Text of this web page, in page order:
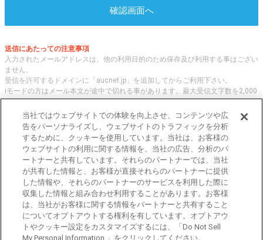
確認画面へ
送信にあたっての注意事項
入力されたメールアドレスは、他の利用目的のため保存及び利用する事はござい
ません。
受信を許可するドメインに「aucnet.jp」を追加してからご利用下さい。
iモードの方はメール本文が途中で切れる事があります。最大受信文字数を2,000
文字へ変更してご利用ください
オークネット.jpでは、全国の中古車について、 「評価点と星の数」の情報をも
とに、信頼性の高い中古車情報を提供しています。
車種・エリア・走行距離等の基本的な中古車の状態から、「評価点と星の数」に
よる検索、装備品等のオプション等の詳細検索等、こだわりの中古車を様々な角
度から探すことが可能です。 国内外の各メーカー・車種を多く取り揃え、皆さ
まに安心と信頼の全国の中古車についての情報をお届け致します。
東京都公安委員会許可 第301001105434号
当社ではウェブサイトでの体験を向上させ、コンテンツや広
告をパーソナライズし、ウェブサイトのトラフィックを分析
するために、クッキーを使用しています。当社は、お客様の
ウェブサイトの利用に関する情報を、当社の広告、分析のパ
ートナーと共有しています。それらのパートナーでは、当社
が共有した情報と、お客様が直接それらのパートナーに提供
した情報や、それらのパートナーのサービスを利用した際に
収集した情報と組み合わせ利用することがあります。お客様
は、当社がお客様に関する情報をパートナーと共有すること
についてオプトアウトする権利を有しています。オプトアウ
トやクッキー設定をカスタマイズするには、「Do Not Sell
My Personal Information 」をクリックしてください。